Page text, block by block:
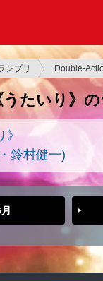
ンプリ Double-
たいり》
鈴村健一)